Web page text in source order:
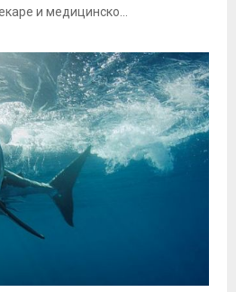
и медицинско...